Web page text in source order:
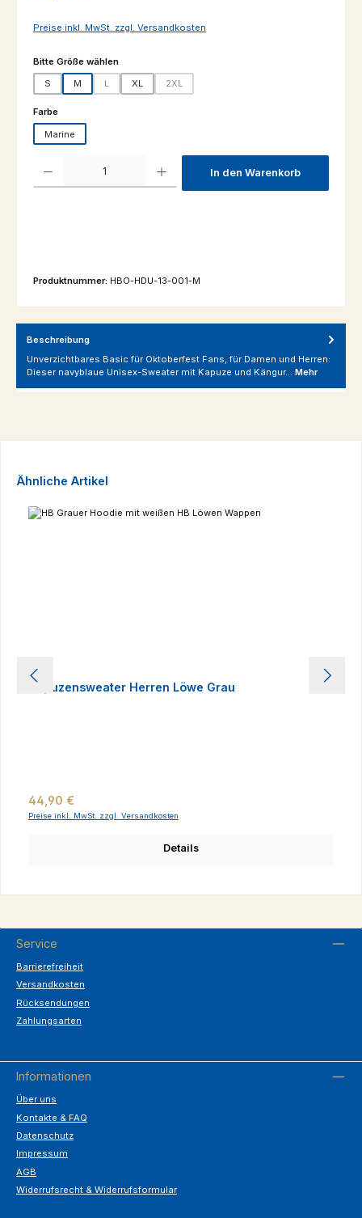
Preise inkl. MwSt. zzgl. Versandkosten
Bitte Größe wählenauswählen
S M L XL 2XL
Farbeauswählen
Marine
In den Warenkorb
Produktnummer: HBO-HDU-13-001-M
Beschreibung
Unverzichtbares Basic für Oktoberfest Fans, für Damen und Herren:
Dieser navyblaue Unisex-Sweater mit Kapuze und Kängur… Mehr
Produktgalerie überspringen
Ähnliche Artikel
Kapuzensweater Herren Löwe Grau
Regulärer Preis:
44,90 €
Preise inkl. MwSt. zzgl. Versandkosten
Details
Service
Barrierefreiheit
Versandkosten
Rücksendungen
Zahlungsarten
Informationen
Über uns
Kontakte & FAQ
Datenschutz
Impressum
AGB
Widerrufsrecht & Widerrufsformular